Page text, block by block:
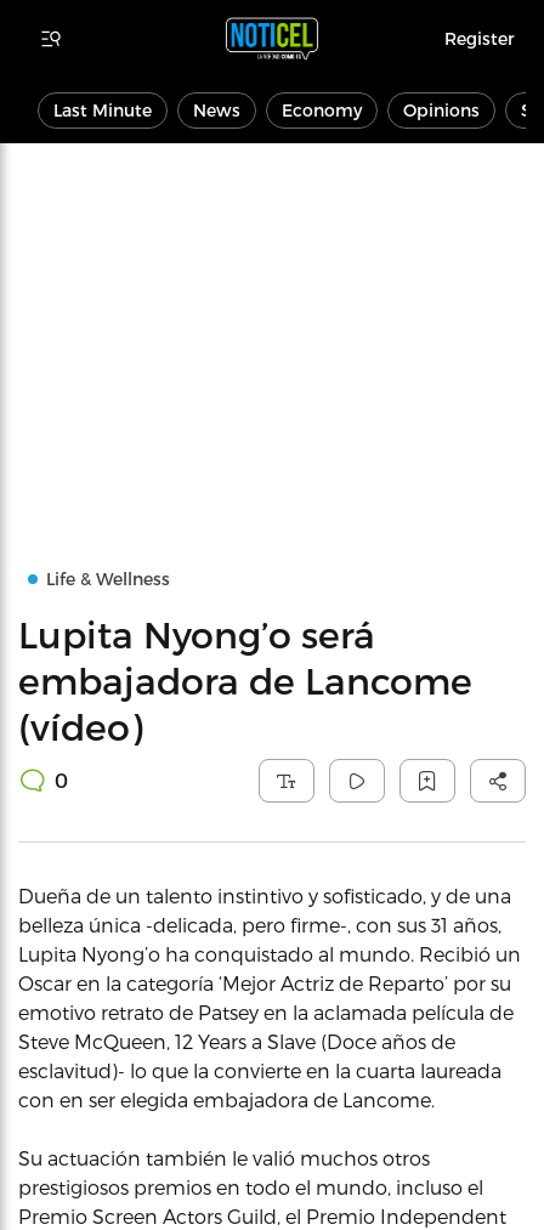
Register
Last Minute News Economy Opinions
Life & Wellness
Lupita Nyong’o será
embajadora de Lancome
(vídeo)
0
Dueña de un talento instintivo y sofisticado, y de una
belleza única -delicada, pero firme-, con sus 31 años,
Lupita Nyong’o ha conquistado al mundo. Recibió un
Oscar en la categoría ‘Mejor Actriz de Reparto’ por su
emotivo retrato de Patsey en la aclamada película de
Steve McQueen, 12 Years a Slave (Doce años de
esclavitud)- lo que la convierte en la cuarta laureada
con en ser elegida embajadora de Lancome.
Su actuación también le valió muchos otros
prestigiosos premios en todo el mundo, incluso el
Premio Screen Actors Guild, el Premio Independent